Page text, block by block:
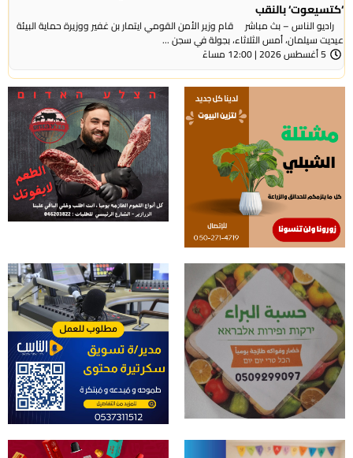
‘كتسيعوت‘ بالنقب
راديو الناس – بث مباشر قام وزير الأمن القومي ايتمار بن غفير ووزيرة حماية البيئة
عيديت سيلمان، أمس الثلاثاء، بجولة في سجن ...
5 أغسطس 2026 | 12:00 مساءً